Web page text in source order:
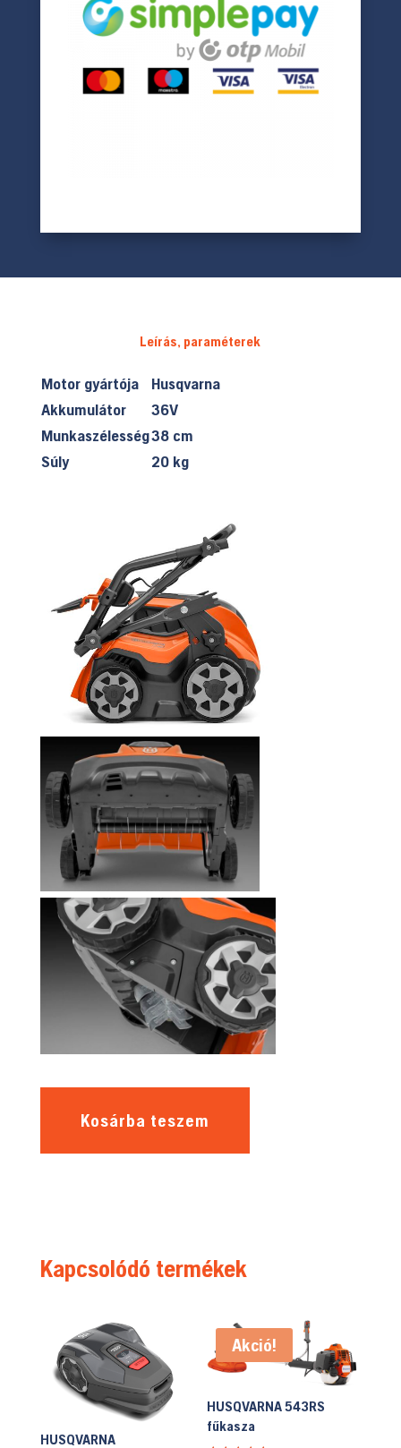
Leírás, paraméterek
Motor gyártója
Husqvarna
Akkumulátor
36V
Munkaszélesség38 cm
Súly
20 kg
Kosárba teszem
Kapcsolódó termékek
HUSQVARNA
Akció!
HUSQVARNA 543RS
fűkasza